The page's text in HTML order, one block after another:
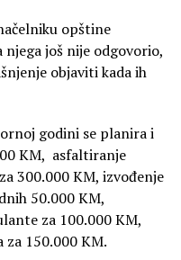
opštine
njega još nije odgovorio,
objaviti kada ih
godini se planira i
KM, asfaltiranje
300.000 KM, izvođenje
50.000 KM,
za 100.000 KM,
za 150.000 KM.